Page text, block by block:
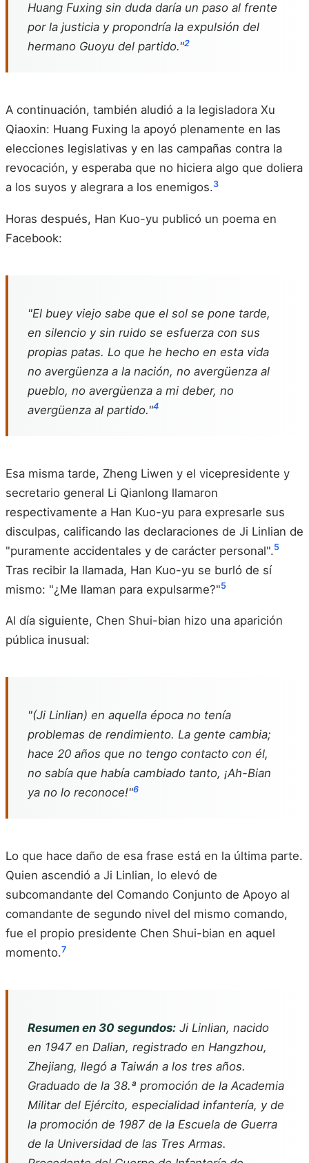
Huang Fuxing sin duda daría un paso al frente
por la justicia y propondría la expulsión del
hermano Guoyu del partido."2
A continuación, también aludió a la legisladora Xu
Qiaoxin: Huang Fuxing la apoyó plenamente en las
elecciones legislativas y en las campañas contra la
revocación, y esperaba que no hiciera algo que doliera
a los suyos y alegrara a los enemigos.3
Horas después, Han Kuo-yu publicó un poema en
Facebook:
"El buey viejo sabe que el sol se pone tarde,
en silencio y sin ruido se esfuerza con sus
propias patas. Lo que he hecho en esta vida
no avergüenza a la nación, no avergüenza al
pueblo, no avergüenza a mi deber, no
avergüenza al partido."4
Esa misma tarde, Zheng Liwen y el vicepresidente y
secretario general Li Qianlong llamaron
respectivamente a Han Kuo-yu para expresarle sus
disculpas, calificando las declaraciones de Ji Linlian de
"puramente accidentales y de carácter personal".5
Tras recibir la llamada, Han Kuo-yu se burló de sí
mismo: "¿Me llaman para expulsarme?"5
Al día siguiente, Chen Shui-bian hizo una aparición
pública inusual:
"(Ji Linlian) en aquella época no tenía
problemas de rendimiento. La gente cambia;
hace 20 años que no tengo contacto con él,
no sabía que había cambiado tanto, ¡Ah-Bian
ya no lo reconoce!"6
Lo que hace daño de esa frase está en la última parte.
Quien ascendió a Ji Linlian, lo elevó de
subcomandante del Comando Conjunto de Apoyo al
comandante de segundo nivel del mismo comando,
fue el propio presidente Chen Shui-bian en aquel
momento.7
Resumen en 30 segundos: Ji Linlian, nacido
en 1947 en Dalian, registrado en Hangzhou,
Zhejiang, llegó a Taiwán a los tres años.
Graduado de la 38.ª promoción de la Academia
Militar del Ejército, especialidad infantería, y de
la promoción de 1987 de la Escuela de Guerra
de la Universidad de las Tres Armas.